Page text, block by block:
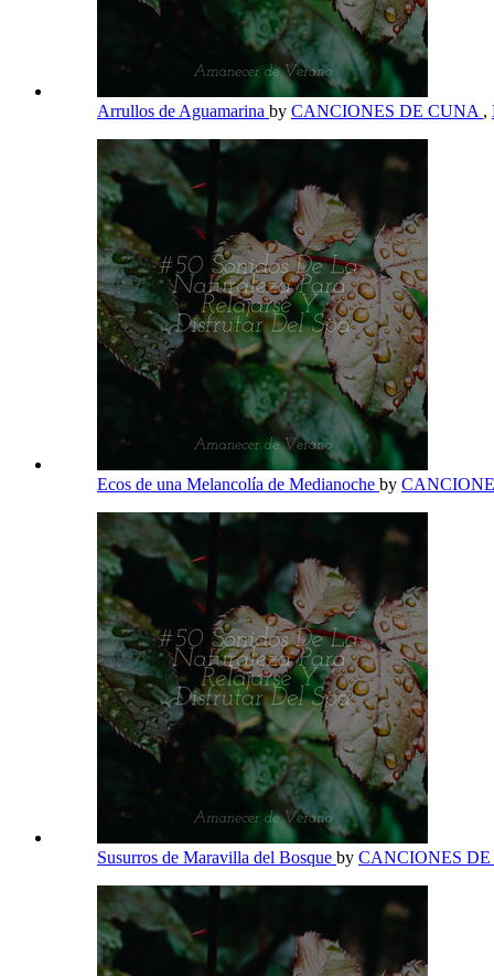
Arrullos de Aguamarina by CANCIONES DE CUNA ,
Ecos de una Melancolía de Medianoche by
Susurros de Maravilla del Bosque by CANCIONES